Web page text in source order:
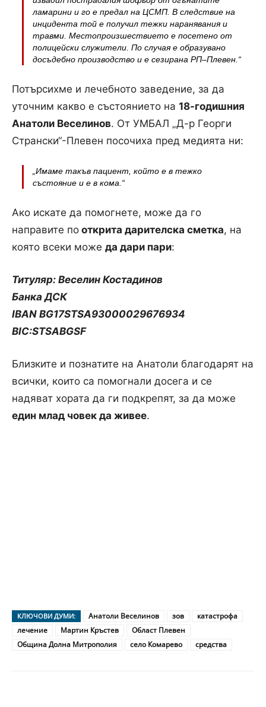
ламарини и го е предал на ЦСМП. В следствие на
инцидента той е получил тежки наранявания и
травми. Местопроизшествието е посетено от
полицейски служители. По случая е образувано
досъдебно производство и е сезирана РП–Плевен.“
Потърсихме и лечебното заведение, за да
уточним какво е състоянието на 18-годишния
Анатоли Веселинов. От УМБАЛ „Д-р Георги
Странски“-Плевен посочиха пред медията ни:
„Имаме такъв пациент, който е в тежко
състояние и е в кома.“
Ако искате да помогнете, може да го
направите по открита дарителска сметка, на
която всеки може да дари пари:
Титуляр: Веселин Костадинов
Банка ДСК
IBAN BG17STSA93000029676934
BIC:STSABGSF
Близките и познатите на Анатоли благодарят на
всички, които са помогнали досега и се
надяват хората да ги подкрепят, за да може
един млад човек да живее.
КЛЮЧОВИ ДУМИ: Анатоли Веселинов зов
катастрофа
лечение
Мартин Кръстев
Област Плевен
Община Долна Митрополия
село Комарево средства